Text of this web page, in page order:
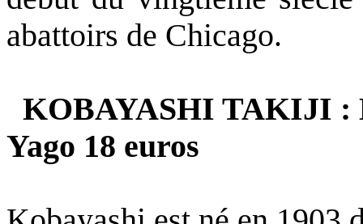
abattoirs de Chicago.
KOBAYASHI TAKIJI :
Yago 18 euros